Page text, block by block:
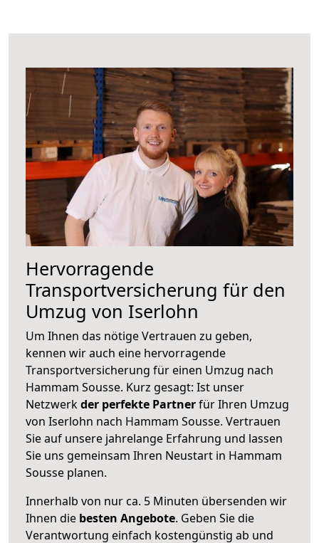
Hervorragende
Transportversicherung für den
Umzug von Iserlohn
Um Ihnen das nötige Vertrauen zu geben,
kennen wir auch eine hervorragende
Transportversicherung für einen Umzug nach
Hammam Sousse. Kurz gesagt: Ist unser
Netzwerkder perfekte Partnerfür Ihren Umzug
von Iserlohn nach Hammam Sousse. Vertrauen
Sie auf unsere jahrelange Erfahrung und lassen
Sie uns gemeinsam Ihren Neustart in Hammam
Sousse planen.
Innerhalb von nur ca. 5 Minuten übersenden wir
Ihnen die besten Angebote. Geben Sie die
Verantwortung einfach kostengünstig ab und